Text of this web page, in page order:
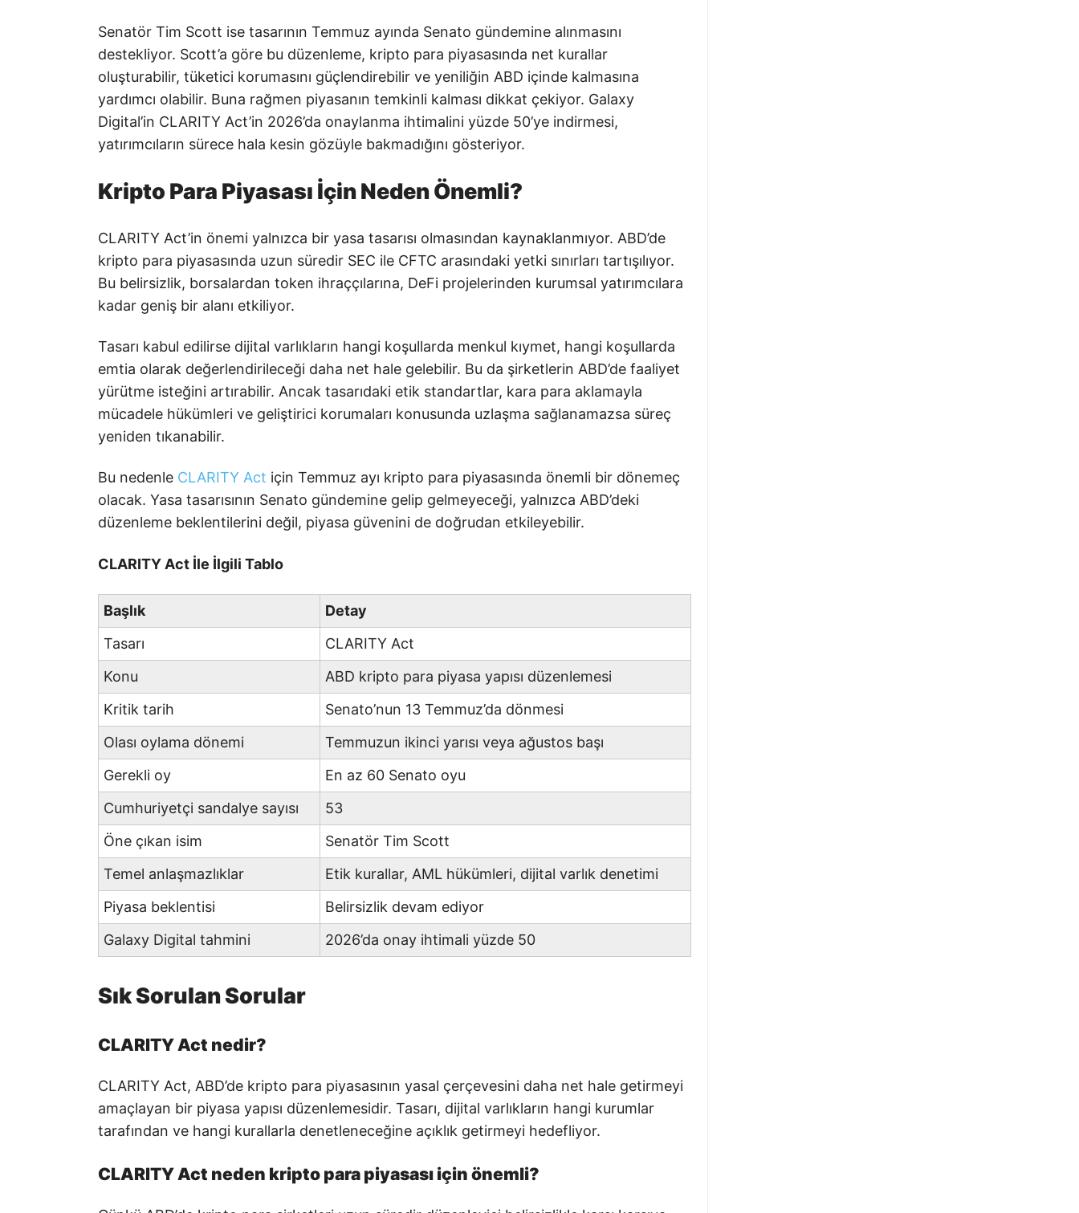
Senatör Tim Scott ise tasarının Temmuz ayında Senato gündemine alınmasını
destekliyor. Scott’a göre bu düzenleme, kripto para piyasasında net kurallar
oluşturabilir, tüketici korumasını güçlendirebilir ve yeniliğin ABD içinde kalmasına
yardımcı olabilir. Buna rağmen piyasanın temkinli kalması dikkat çekiyor. Galaxy
Digital’in CLARITY Act’in 2026’da onaylanma ihtimalini yüzde 50’ye indirmesi,
yatırımcıların sürece hala kesin gözüyle bakmadığını gösteriyor.
Kripto Para Piyasası İçin Neden Önemli?
CLARITY Act’in önemi yalnızca bir yasa tasarısı olmasından kaynaklanmıyor. ABD’de
kripto para piyasasında uzun süredir SEC ile CFTC arasındaki yetki sınırları tartışılıyor.
Bu belirsizlik, borsalardan token ihraççılarına, DeFi projelerinden kurumsal yatırımcılara
kadar geniş bir alanı etkiliyor.
Tasarı kabul edilirse dijital varlıkların hangi koşullarda menkul kıymet, hangi koşullarda
emtia olarak değerlendirileceği daha net hale gelebilir. Bu da şirketlerin ABD’de faaliyet
yürütme isteğini artırabilir. Ancak tasarıdaki etik standartlar, kara para aklamayla
mücadele hükümleri ve geliştirici korumaları konusunda uzlaşma sağlanamazsa süreç
yeniden tıkanabilir.
Bu nedenle CLARITY Act için Temmuz ayı kripto para piyasasında önemli bir dönemeç
olacak. Yasa tasarısının Senato gündemine gelip gelmeyeceği, yalnızca ABD’deki
düzenleme beklentilerini değil, piyasa güvenini de doğrudan etkileyebilir.
CLARITY Act İle İlgili Tablo
Başlık
Detay
Tasarı
CLARITY Act
Konu
ABD kripto para piyasa yapısı düzenlemesi
Kritik tarih
Senato’nun 13 Temmuz’da dönmesi
Olası oylama dönemi
Temmuzun ikinci yarısı veya ağustos başı
Gerekli oy
En az 60 Senato oyu
Cumhuriyetçi sandalye sayısı
53
Öne çıkan isim
Senatör Tim Scott
Temel anlaşmazlıklar
Etik kurallar, AML hükümleri, dijital varlık denetimi
Piyasa beklentisi
Belirsizlik devam ediyor
Galaxy Digital tahmini
2026’da onay ihtimali yüzde 50
Sık Sorulan Sorular
CLARITY Act nedir?
CLARITY Act, ABD’de kripto para piyasasının yasal çerçevesini daha net hale getirmeyi
amaçlayan bir piyasa yapısı düzenlemesidir. Tasarı, dijital varlıkların hangi kurumlar
tarafından ve hangi kurallarla denetleneceğine açıklık getirmeyi hedefliyor.
CLARITY Act neden kripto para piyasası için önemli?